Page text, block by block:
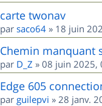
carte twonav
par saco64 » 18 juin
Chemin manquant
par D_Z » 08 juin 2025,
Edge 605
par guilepvi » 28 janv.